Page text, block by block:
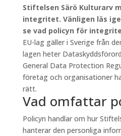
Stiftelsen Särö Kulturarv
integritet. Vänligen läs
se vad policyn för
EU-lag gäller i Sverige från
lagen heter
General Data Protection
företag och organisationer
rätt.
Vad omfattar
Policyn handlar om hur
hanterar den personliga